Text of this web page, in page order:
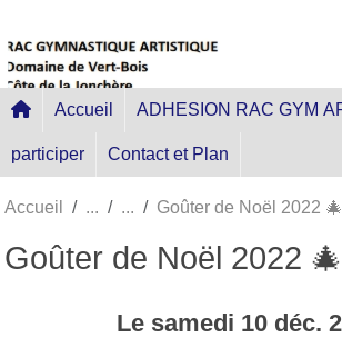
Accueil ADHESION RAC GYM
participer Contact et Plan
Accueil Goûter de Noël 2022 🎄
Goûter de Noël 2022 🎄
Le samedi 10 déc.